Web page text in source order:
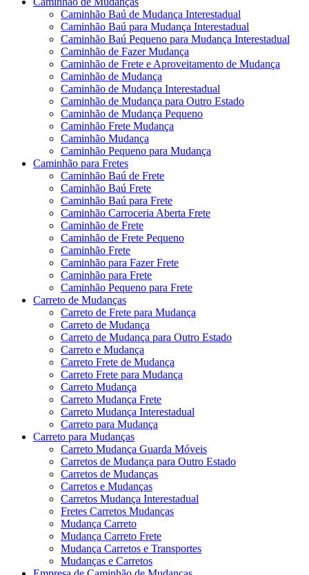
Caminhão Baú de Mudança Interestadual
Caminhão Baú para Mudança Interestadual
Caminhão Baú Pequeno para Mudança Interestadual
Caminhão de Fazer Mudança
Caminhão de Frete e Aproveitamento de Mudança
Caminhão de Mudança
Caminhão de Mudança Interestadual
Caminhão de Mudança para Outro Estado
Caminhão de Mudança Pequeno
Caminhão Frete Mudança
Caminhão Mudança
Caminhão Pequeno para Mudança
Caminhão para Fretes
Caminhão Baú de Frete
Caminhão Baú Frete
Caminhão Baú para Frete
Caminhão Carroceria Aberta Frete
Caminhão de Frete
Caminhão de Frete Pequeno
Caminhão Frete
Caminhão para Fazer Frete
Caminhão para Frete
Caminhão Pequeno para Frete
Carreto de Mudanças
Carreto de Frete para Mudança
Carreto de Mudança
Carreto de Mudança para Outro Estado
Carreto e Mudança
Carreto Frete de Mudança
Carreto Frete para Mudança
Carreto Mudança
Carreto Mudança Frete
Carreto Mudança Interestadual
Carreto para Mudança
Carreto para Mudanças
Carreto Mudança Guarda Móveis
Carretos de Mudança para Outro Estado
Carretos de Mudanças
Carretos e Mudanças
Carretos Mudança Interestadual
Fretes Carretos Mudanças
Mudança Carreto
Mudança Carreto Frete
Mudança Carretos e Transportes
Mudanças e Carretos